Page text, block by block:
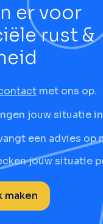
er voor
rust &
met ons op.
jouw situatie
een advies op
jouw situatie
maken